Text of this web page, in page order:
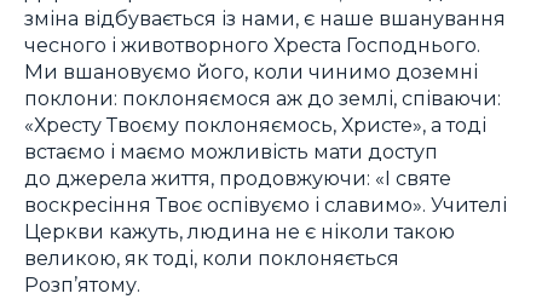
зміна відбувається із нами, є наше вшанування
чесного і животворного Хреста Господнього.
Ми вшановуємо його, коли чинимо доземні
поклони: поклоняємося аж до землі, співаючи:
«Хресту Твоєму поклоняємось, Христе», а тоді
встаємо і маємо можливість мати доступ
до джерела життя, продовжуючи: «І святе
воскресіння Твоє оспівуємо і славимо». Учителі
Церкви кажуть, людина не є ніколи такою
великою, як тоді, коли поклоняється
Розп’ятому.